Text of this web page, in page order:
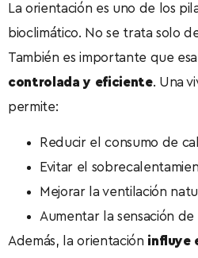
La orientación es uno de los
bioclimático. No se trata solo
También es importante que
controlada y eficiente. Una
permite:
Reducir el consumo de
Evitar el
Mejorar la ventilación
Aumentar la sensación de
Además, la orientación influye